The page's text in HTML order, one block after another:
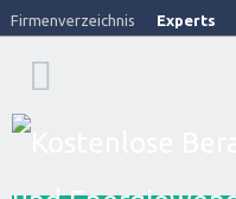
Firmenverzeichnis Experts